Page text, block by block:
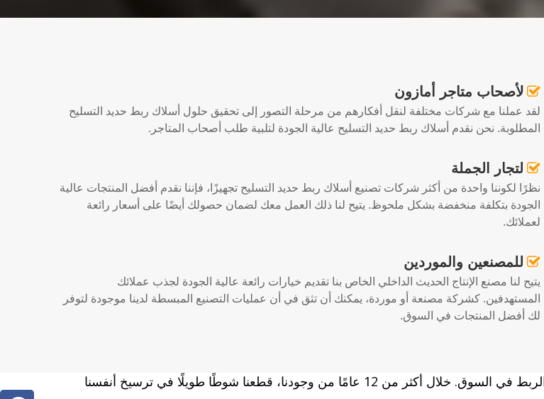
 لأصحاب متاجر أمازون
لقد عملنا مع شركات مختلفة لنقل أفكارهم من مرحلة التصور إلى تحقيق حلول أسلاك ربط حديد التسليح
المطلوبة. نحن نقدم أسلاك ربط حديد التسليح عالية الجودة لتلبية طلب أصحاب المتاجر.
 لتجار الجملة
نظرًا لكوننا واحدة من أكثر شركات تصنيع أسلاك ربط حديد التسليح تجهيزًا، فإننا نقدم أفضل المنتجات عالية
الجودة بتكلفة منخفضة بشكل ملحوظ. يتيح لنا ذلك العمل معك لضمان حصولك أيضًا على أسعار رائعة
لعملائك.
 للمصنعين والموردين
يتيح لنا مصنع الإنتاج الحديث الداخلي الخاص بنا تقديم خيارات رائعة عالية الجودة لجذب عملائك
المستهدفين. كشركة مصنعة أو موردة، يمكنك أن تثق في أن عمليات التصنيع المبسطة لدينا موجودة لتوفر
لك أفضل المنتجات في السوق.
KYA FASTENERS هي الشركة المصنعة والموردة المعروفة لأسلاك الربط في السوق. خلال أكثر من 12 عامًا من وجودنا، قطعنا شوطًا طويلًا في ترسيخ أنفسنا